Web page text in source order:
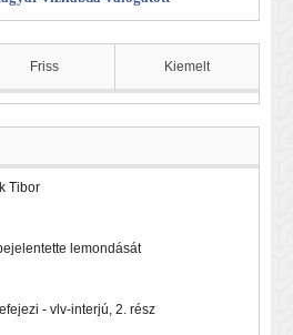
Friss Kiemelt
Tibor
lemondását
- vlv-interjú, 2. rész